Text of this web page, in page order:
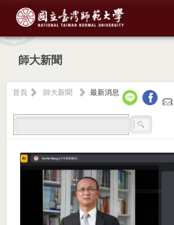
師大新聞
首頁 師大新聞
最新消息